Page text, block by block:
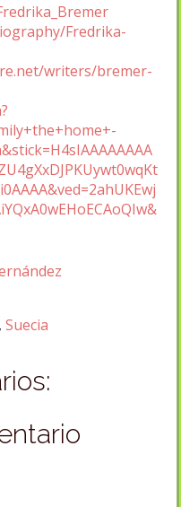
Fredrika-
writers/bremer-
, Suecia